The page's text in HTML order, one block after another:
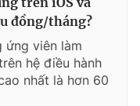
đồng/tháng?
ứng viên làm
hệ điều hành
nhất là hơn 60